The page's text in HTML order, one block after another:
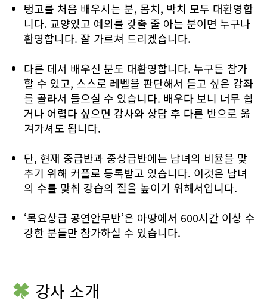
탱고를 처음 배우시는 분, 몸치, 박치 모두 대환영합
니다. 교양있고 예의를 갖출 줄 아는 분이면 누구나
환영합니다. 잘 가르쳐 드리겠습니다.
다른 데서 배우신 분도 대환영합니다. 누구든 참가
할 수 있고, 스스로 레벨을 판단해서 듣고 싶은 강좌
를 골라서 들으실 수 있습니다. 배우다 보니 너무 쉽
거나 어렵다 싶으면 강사와 상담 후 다른 반으로 옮
겨가셔도 됩니다.
단, 현재 중급반과 중상급반에는 남녀의 비율을 맞
추기 위해 커플로 등록받고 있습니다. 이것은 남녀
의 수를 맞춰 강습의 질을 높이기 위해서입니다.
‘목요상급 공연안무반’은 아땅에서 600시간 이상 수
강한 분들만 참가하실 수 있습니다.
강사 소개